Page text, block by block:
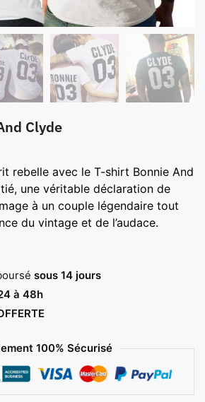
Clyde
rebelle avec le T-shirt Bonnie And
une véritable déclaration de
à un couple légendaire tout
du vintage et de l’audace.
sous 14 jours
à 48h
100% Sécurisé